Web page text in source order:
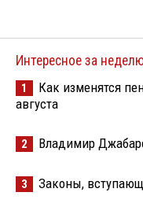
Интересное за
1
Как изменятся
августа
2 Владимир
3 Законы,